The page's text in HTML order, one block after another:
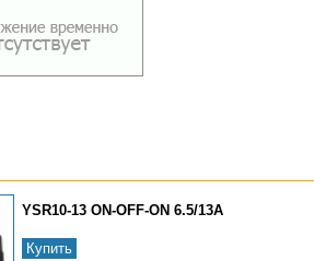
YSR10-13 ON-OFF-ON 6.5/13A
Купить